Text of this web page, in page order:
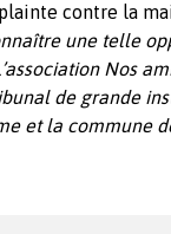
contre la
une telle
Nos
de grande
et la commune